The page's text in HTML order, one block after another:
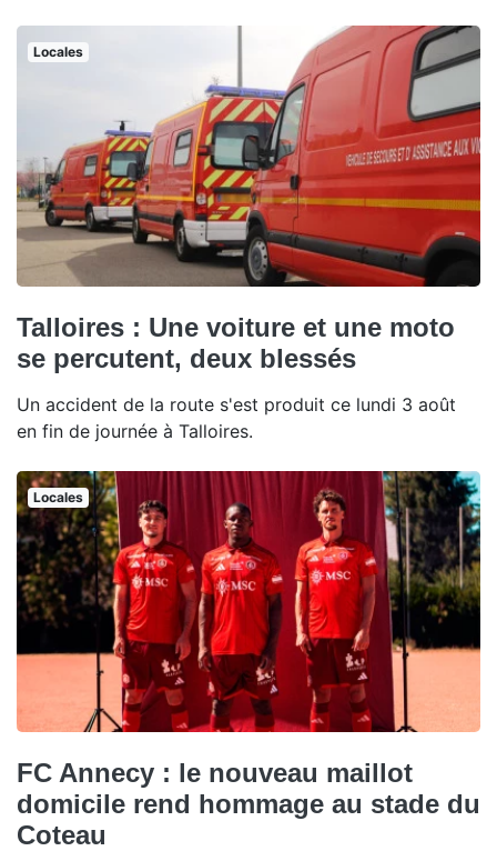
Locales
Talloires : Une voiture et une moto
se percutent, deux blessés
Un accident de la route s'est produit ce lundi 3 août
en fin de journée à Talloires.
Locales
FC Annecy : le nouveau maillot
domicile rend hommage au stade du
Coteau